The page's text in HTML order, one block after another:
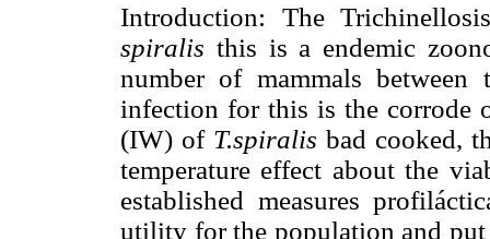
Introduction: The
spiralis this is a endemic
number of mammals
infection for this is the corrode
(IW) of T.spiralis bad cooked,
temperature effect about the
established measures
utility for the population and put